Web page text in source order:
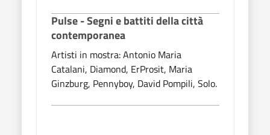
Pulse - Segni e battiti della città
contemporanea
Artisti in mostra: Antonio Maria
Catalani, Diamond, ErProsit, Maria
Ginzburg, Pennyboy, David Pompili, Solo.